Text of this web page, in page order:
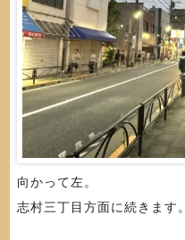
向かって左。
志村三丁目方面に続きます。